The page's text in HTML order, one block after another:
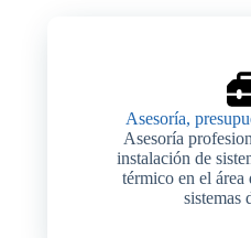
Asesoría,
Asesoría
instalación de
térmico en el
sistemas